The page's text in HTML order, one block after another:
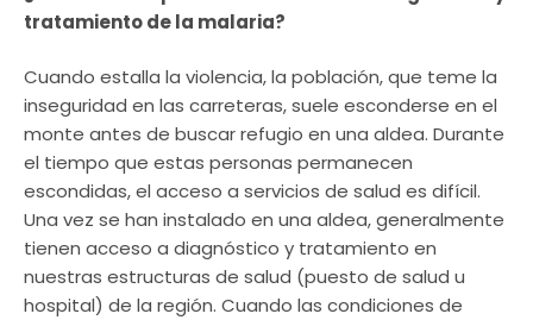
tratamiento de la malaria?
Cuando estalla la violencia, la población, que teme la
inseguridad en las carreteras, suele esconderse en el
monte antes de buscar refugio en una aldea. Durante
el tiempo que estas personas permanecen
escondidas, el acceso a servicios de salud es difícil.
Una vez se han instalado en una aldea, generalmente
tienen acceso a diagnóstico y tratamiento en
nuestras estructuras de salud (puesto de salud u
hospital) de la región. Cuando las condiciones de